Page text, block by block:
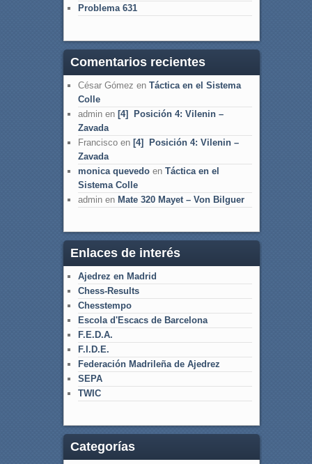
Problema 631
Comentarios recientes
César Gómez en Táctica en el Sistema
Colle
adminen [4] Posición 4: Vilenin –
Zavada
Franciscoen [4] Posición 4: Vilenin –
Zavada
monica quevedoen Táctica en el
Sistema Colle
adminen Mate 320 Mayet – Von Bilguer
Enlaces de interés
Ajedrez en Madrid
Chess-Results
Chesstempo
Escola d'Escacs de Barcelona
F.E.D.A.
F.I.D.E.
Federación Madrileña de Ajedrez
SEPA
TWIC
Categorías